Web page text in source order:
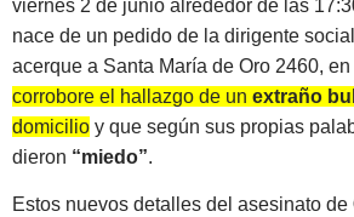
viernes 2 de junio alrededor de las
nace de un pedido de la dirigente
acerque a Santa María de Oro 2460,
corrobore el hallazgo de un extraño
domicilio y que según sus propias
dieron “miedo”.
Estos nuevos detalles del asesinato de